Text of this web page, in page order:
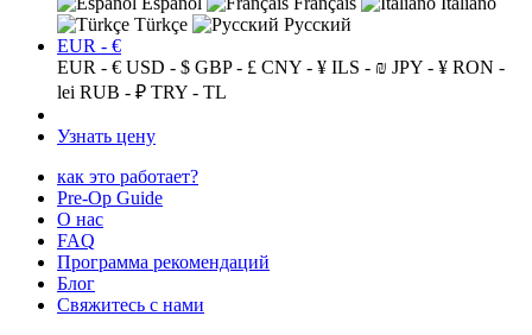
Türkçe
Русский
EUR - €
EUR - € USD - $ GBP - £ CNY - ¥ ILS - ₪ JPY - ¥ RON -
lei RUB - ₽ TRY - TL
Узнать цену
как это работает?
Pre-Op Guide
О нас
FAQ
Программа рекомендаций
Блог
Свяжитесь с нами